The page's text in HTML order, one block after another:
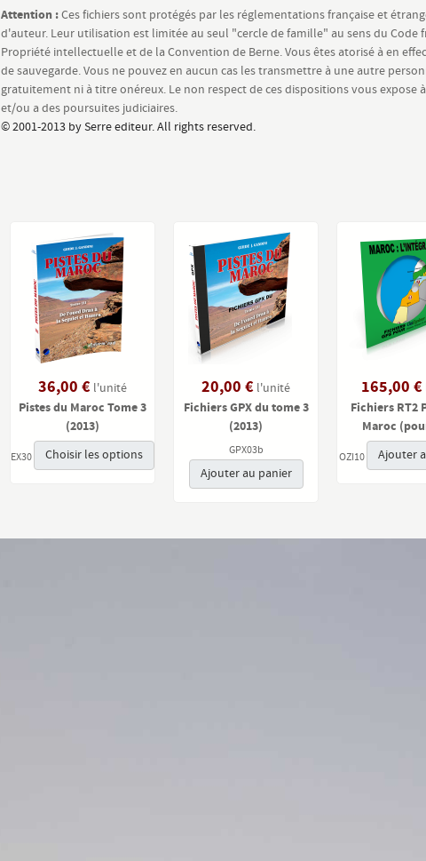
Attention :Ces fichiers sont protégés par les réglementations française et
d'auteur. Leur utilisation est limitée au seul "cercle de famille" au sens du Code
Propriété intellectuelle et de la Convention de Berne. Vous êtes atorisé à en
de sauvegarde. Vous ne pouvez en aucun cas les transmettre à une autre
gratuitement ni à titre onéreux. Le non respect de ces dispositions vous expose
et/ou a des poursuites judiciaires.
© 2001-2013 by Serre editeur. All rights reserved.
36,00 € l'unité
Pistes du Maroc Tome 3
(2013)
EX30 Choisir les options
20,00 € l'unité
Fichiers GPX du tome 3
(2013)
GPX03b
Ajouter au panier
165,00 €
Fichiers RT2
Maroc
OZI10 Ajouter